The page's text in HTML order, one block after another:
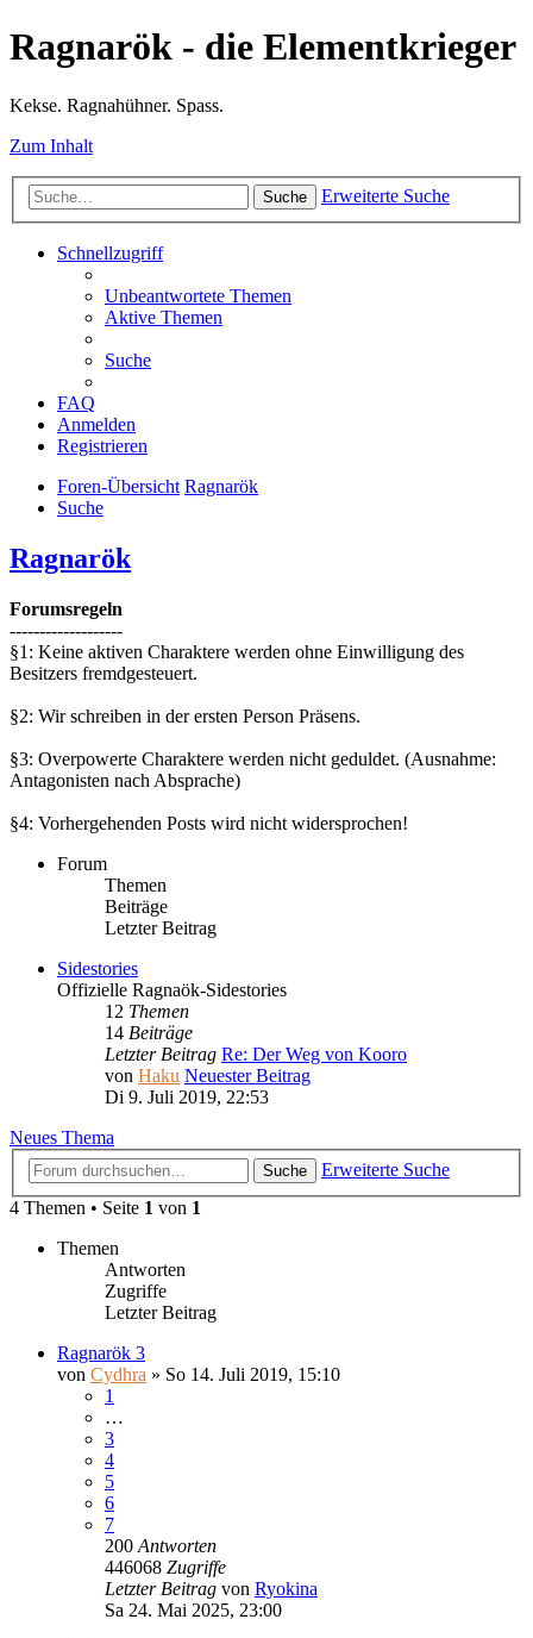
Ragnarök - die Elementkrieger
Kekse. Ragnahühner. Spass.
Zum Inhalt
Suche Erweiterte Suche
Schnellzugriff
Unbeantwortete Themen
Aktive Themen
Suche
FAQ
Anmelden
Registrieren
Foren-Übersicht Ragnarök
Suche
Ragnarök
Forumsregeln
-------------------
§1: Keine aktiven Charaktere werden ohne Einwilligung des
Besitzers fremdgesteuert.
§2: Wir schreiben in der ersten Person Präsens.
§3: Overpowerte Charaktere werden nicht geduldet. (Ausnahme:
Antagonisten nach Absprache)
§4: Vorhergehenden Posts wird nicht widersprochen!
Forum
Themen
Beiträge
Letzter Beitrag
Sidestories
Offizielle Ragnaök-Sidestories
12 Themen
14 Beiträge
Letzter Beitrag Re: Der Weg von Kooro
von Haku Neuester Beitrag
Di 9. Juli 2019, 22:53
Neues Thema
Suche
Erweiterte Suche
4 Themen • Seite 1 von 1
Themen
Antworten
Zugriffe
Letzter Beitrag
Ragnarök 3
von Cydhra » So 14. Juli 2019, 15:10
1
…
3
4
5
6
7
200 Antworten
446068 Zugriffe
Letzter Beitrag von Ryokina
Sa 24. Mai 2025, 23:00